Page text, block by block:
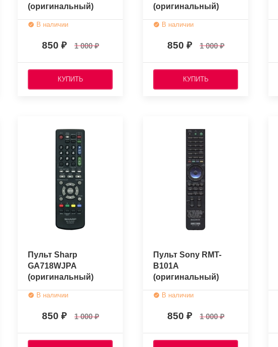
(оригинальный)
В наличии
850 1 000
КУПИТЬ
(оригинальный)
В наличии
850 1 000
КУПИТЬ
Пульт Sharp
GA718WJPA
(оригинальный)
В наличии
850 1 000
Пульт Sony RMT-
B101A
(оригинальный)
В наличии
850 1 000